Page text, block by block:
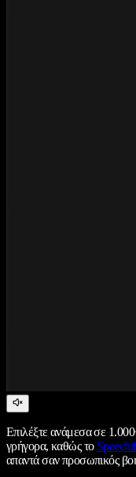
Επιλέξτε ανάμεσα σε
γρήγορα, καθώς το
απαντά σαν προσωπικός